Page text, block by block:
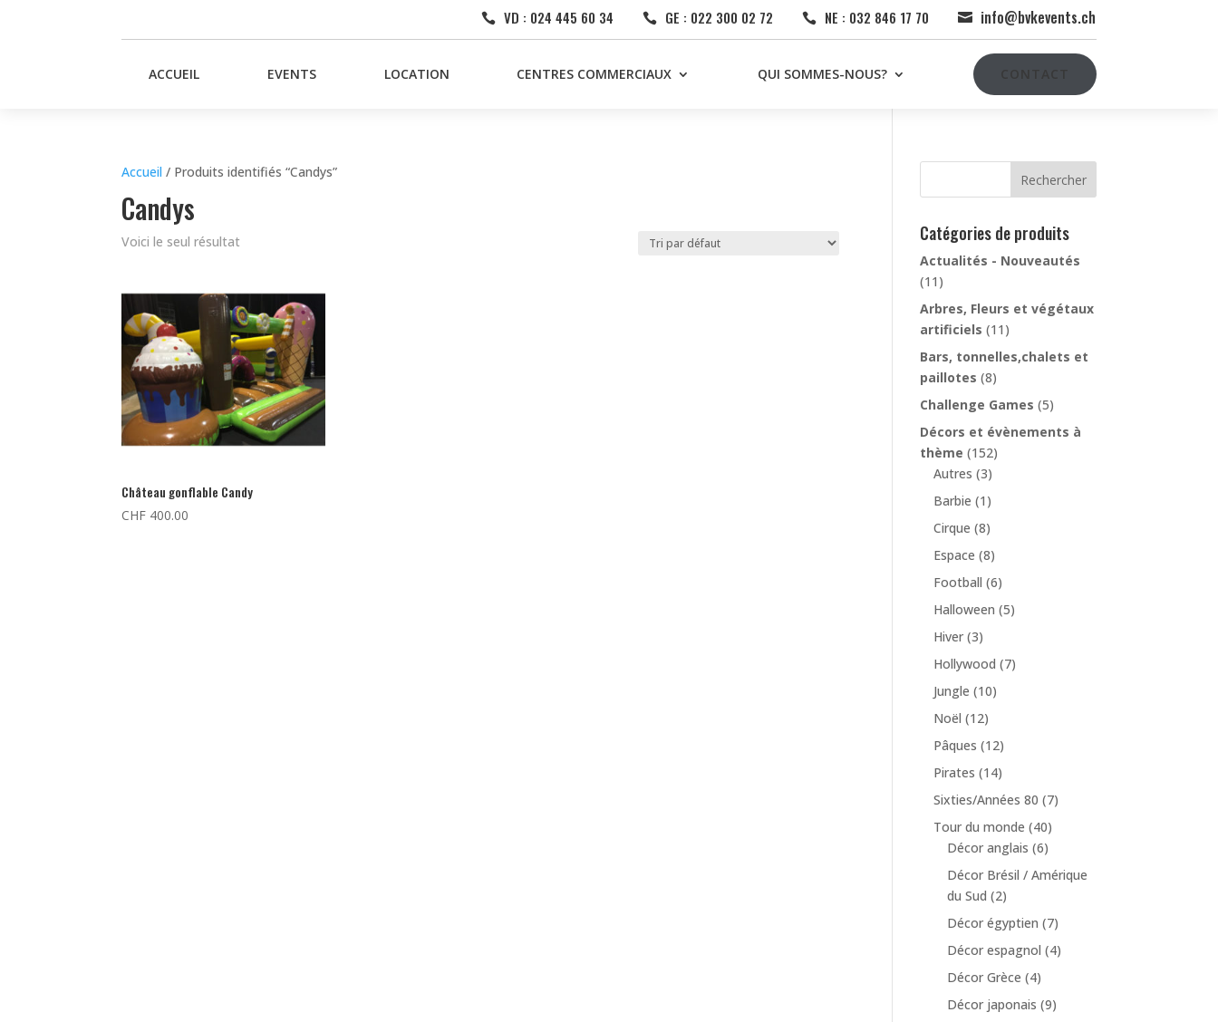
 VD : 024 445 60 34  GE : 022 300 02 72  NE : 032 846 17 70  info@bvkevents.ch
ACCUEIL EVENTS LOCATION CENTRES COMMERCIAUX QUI SOMMES-NOUS?
Accueil / Produits identifiés “Candys”
Candys
Voici le seul résultat
Château gonflable Candy
CHF 400.00
Rechercher
Catégories de produits
Actualités - Nouveautés
(11)
Arbres, Fleurs et végétaux
artificiels (11)
Bars, tonnelles,chalets et
paillotes (8)
Challenge Games (5)
Décors et évènements à
thème (152)
Autres (3)
Barbie (1)
Cirque (8)
Espace (8)
Football (6)
Halloween (5)
Hiver (3)
Hollywood (7)
Jungle (10)
Noël (12)
Pâques (12)
Pirates (14)
Sixties/Années 80 (7)
Tour du monde (40)
Décor anglais (6)
Décor Brésil / Amérique
du Sud (2)
Décor égyptien (7)
Décor espagnol (4)
Décor Grèce (4)
Décor japonais (9)